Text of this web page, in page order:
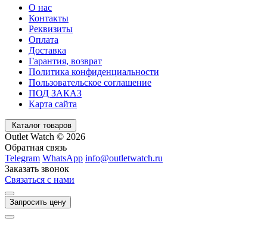
О нас
Контакты
Реквизиты
Оплата
Доставка
Гарантия, возврат
Политика конфиденциальности
Пользовательское соглашение
ПОД ЗАКАЗ
Карта сайта
Каталог товаров
Outlet Watch © 2026
Обратная связь
Telegram WhatsApp info@outletwatch.ru
Заказать звонок
Связаться с нами
Запросить цену